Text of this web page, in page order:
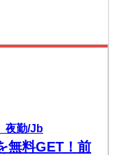
夜勤/Jb
無料GET！前